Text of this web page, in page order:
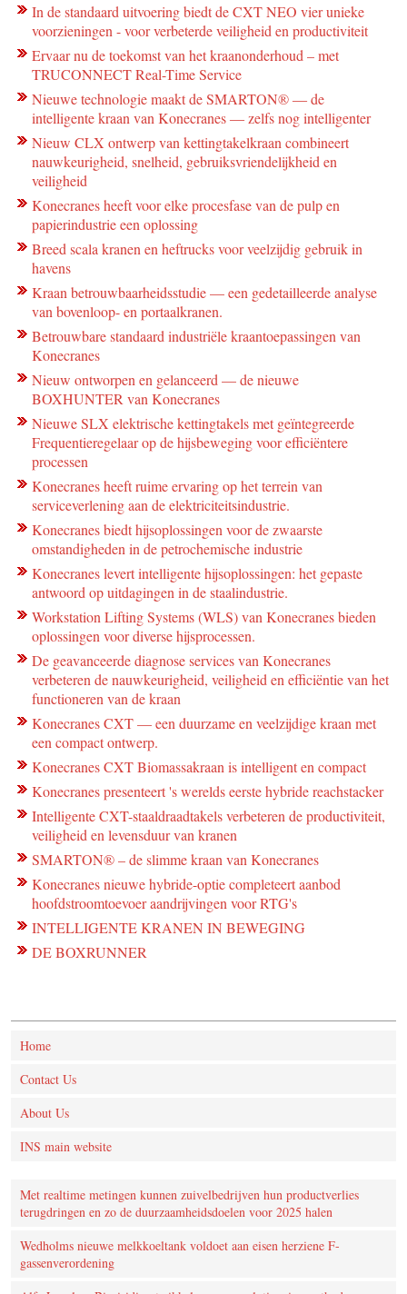
In de standaard uitvoering biedt de CXT NEO vier unieke
voorzieningen - voor verbeterde veiligheid en productiviteit
Ervaar nu de toekomst van het kraanonderhoud – met
TRUCONNECT Real-Time Service
Nieuwe technologie maakt de SMARTON® ― de
intelligente kraan van Konecranes ― zelfs nog intelligenter
Nieuw CLX ontwerp van kettingtakelkraan combineert
nauwkeurigheid, snelheid, gebruiksvriendelijkheid en
veiligheid
Konecranes heeft voor elke procesfase van de pulp en
papierindustrie een oplossing
Breed scala kranen en heftrucks voor veelzijdig gebruik in
havens
Kraan betrouwbaarheidsstudie — een gedetailleerde analyse
van bovenloop- en portaalkranen.
Betrouwbare standaard industriële kraantoepassingen van
Konecranes
Nieuw ontworpen en gelanceerd — de nieuwe
BOXHUNTER van Konecranes
Nieuwe SLX elektrische kettingtakels met geïntegreerde
Frequentieregelaar op de hijsbeweging voor efficiëntere
processen
Konecranes heeft ruime ervaring op het terrein van
serviceverlening aan de elektriciteitsindustrie.
Konecranes biedt hijsoplossingen voor de zwaarste
omstandigheden in de petrochemische industrie
Konecranes levert intelligente hijsoplossingen: het gepaste
antwoord op uitdagingen in de staalindustrie.
Workstation Lifting Systems (WLS) van Konecranes bieden
oplossingen voor diverse hijsprocessen.
De geavanceerde diagnose services van Konecranes
verbeteren de nauwkeurigheid, veiligheid en efficiëntie van het
functioneren van de kraan
Konecranes CXT — een duurzame en veelzijdige kraan met
een compact ontwerp.
Konecranes CXT Biomassakraan is intelligent en compact
Konecranes presenteert 's werelds eerste hybride reachstacker
Intelligente CXT-staaldraadtakels verbeteren de productiviteit,
veiligheid en levensduur van kranen
SMARTON® – de slimme kraan van Konecranes
Konecranes nieuwe hybride-optie completeert aanbod
hoofdstroomtoevoer aandrijvingen voor RTG's
INTELLIGENTE KRANEN IN BEWEGING
DE BOXRUNNER
Home
Contact Us
About Us
INS main website
Met realtime metingen kunnen zuivelbedrijven hun productverlies
terugdringen en zo de duurzaamheidsdoelen voor 2025 halen
Wedholms nieuwe melkkoeltank voldoet aan eisen herziene F-
gassenverordening